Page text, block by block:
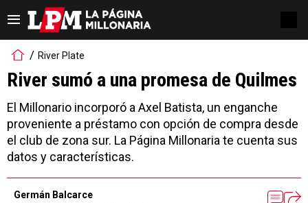
River Plate
River sumó a una promesa de Quilmes
El Millonario incorporó a Axel Batista, un enganche
proveniente a préstamo con opción de compra desde
el club de zona sur. La Página Millonaria te cuenta sus
datos y características.
Germán Balcarce